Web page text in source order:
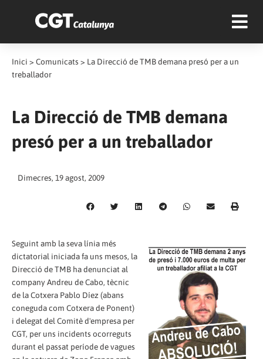
Inici > Comunicats > La Direcció de TMB demana presó per a un
treballador
La Direcció de TMB demana
presó per a un treballador
Dimecres, 19 agost, 2009
Seguint amb la seva línia més
dictatorial iniciada fa uns mesos, la
Direcció de TMB ha denunciat al
company Andreu de Cabo, tècnic
de la Cotxera Pablo Díez (abans
coneguda com Cotxera de Ponent)
i delegat del Comitè d'empresa per
CGT, per uns incidents ocorreguts
durant el passat període de vagues